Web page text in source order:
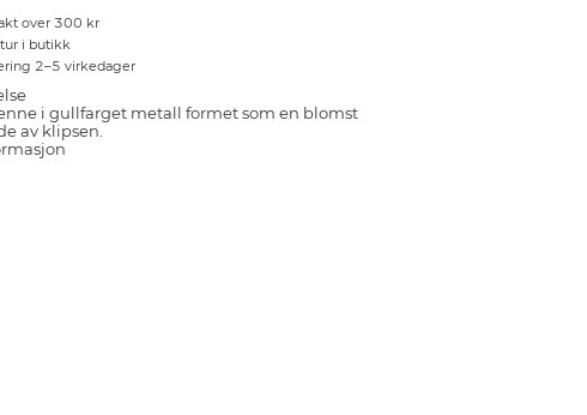
over 300 kr
i butikk
2–5 virkedager
i gullfarget metall formet som en blomst
av klipsen.